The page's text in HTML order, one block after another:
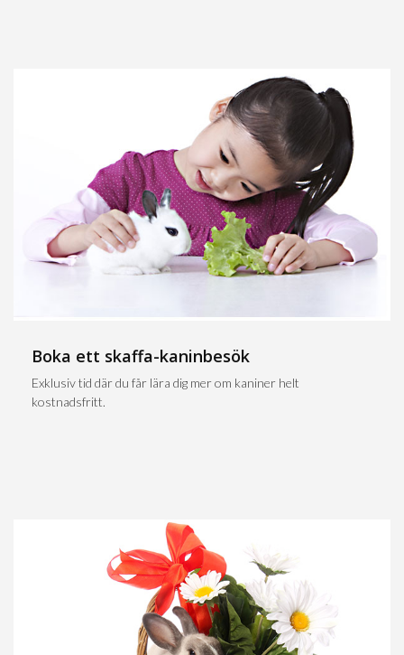
Boka ett skaffa-kaninbesök
Exklusiv tid där du får lära dig mer om kaniner helt
kostnadsfritt.